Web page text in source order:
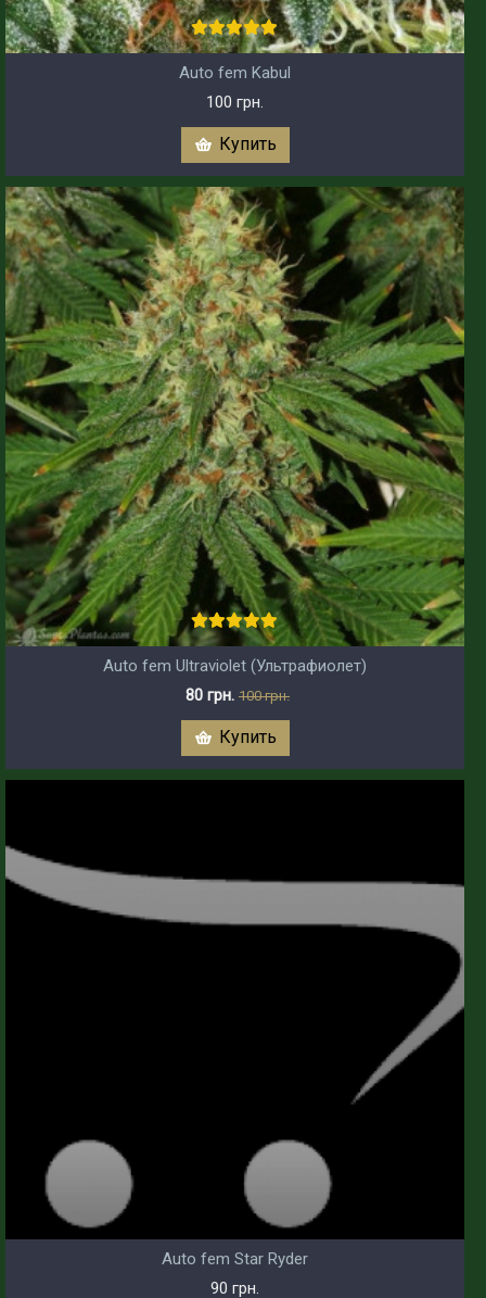
Auto fem Kabul
100 грн.
Купить
Auto fem Ultraviolet (Ультрафиолет)
80 грн. 100 грн.
Купить
Auto fem Star Ryder
90 грн.